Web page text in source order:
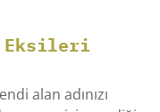
Eksileri
alan adınızı